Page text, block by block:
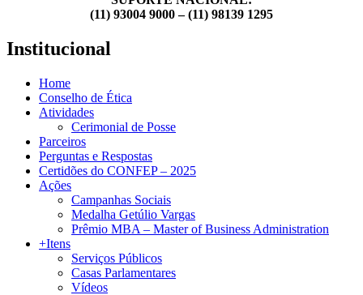
(11) 93004 9000 – (11) 98139 1295
Institucional
Home
Conselho de Ética
Atividades
Cerimonial de Posse
Parceiros
Perguntas e Respostas
Certidões do CONFEP – 2025
Ações
Campanhas Sociais
Medalha Getúlio Vargas
Prêmio MBA – Master of Business Administration
+Itens
Serviços Públicos
Casas Parlamentares
Vídeos